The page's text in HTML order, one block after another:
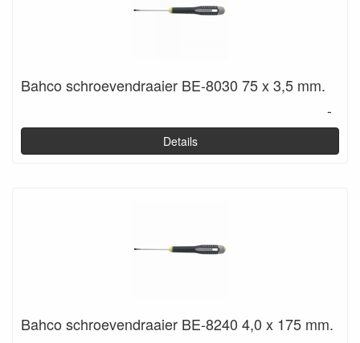
Bahco schroevendraaier BE-8030 75 x 3,5 mm.
-
Details
Bahco schroevendraaier BE-8240 4,0 x 175 mm.